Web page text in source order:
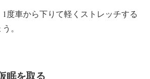
度車から下りて軽くストレッチする
。
眠を取る